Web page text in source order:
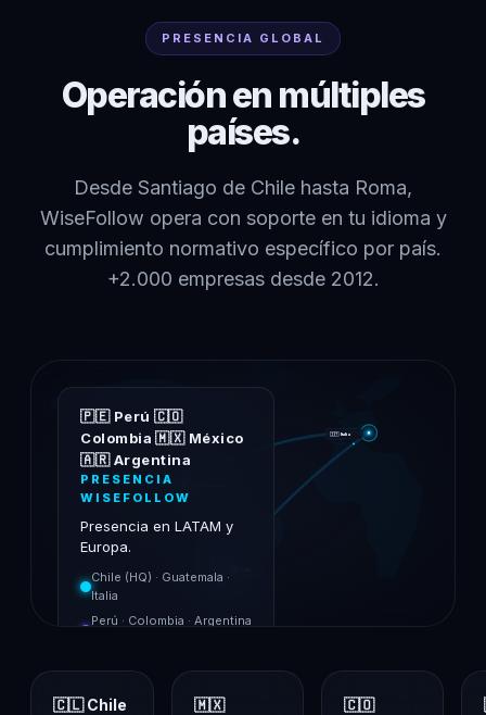
PRESENCIA GLOBAL
Operación en múltiples
países.
Desde Santiago de Chile hasta Roma,
WiseFollow opera con soporte en tu idioma y
cumplimiento normativo específico por país.
+2.000 empresas desde 2012.
🇮🇹 Italia
🇵🇪 Perú 🇨🇴
Colombia 🇲🇽 México
🇦🇷 Argentina
PRESENCIA
WISEFOLLOW
Presencia en LATAM y
Europa.
Chile (HQ) · Guatemala ·
Italia
Perú · Colombia · Argentina
🇨🇱 Chile
🇲🇽
🇨🇴